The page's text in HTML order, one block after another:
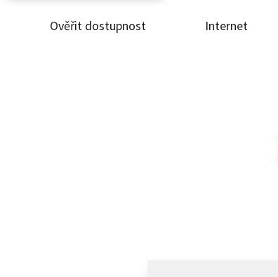
Ověřit dostupnost Internet